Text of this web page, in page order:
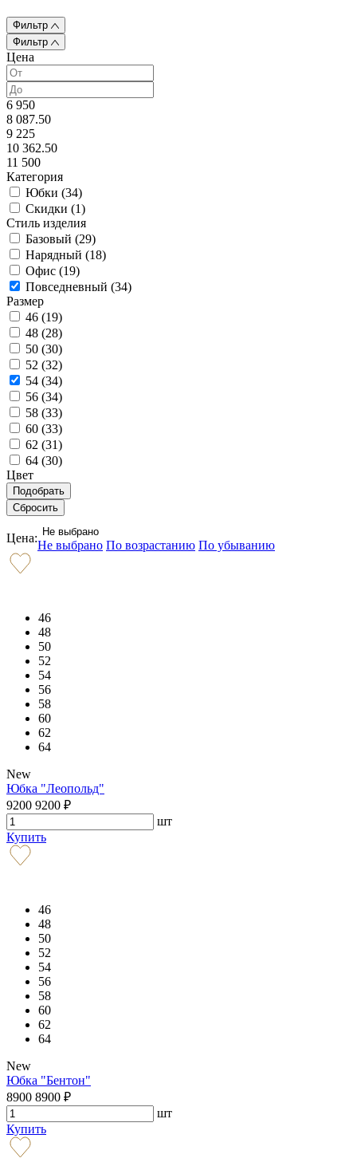
Фильтр
Фильтр
Цена
6 950
8 087.50
9 225
10 362.50
11 500
Категория
Юбки (34)
Скидки (1)
Стиль изделия
Базовый (29)
Нарядный (18)
Офис (19)
Повседневный (34)
Размер
46 (19)
48 (28)
50 (30)
52 (32)
54 (34)
56 (34)
58 (33)
60 (33)
62 (31)
64 (30)
Цвет
Цена: Не выбрано
Не выбрано По возрастанию По убыванию
46
48
50
52
54
56
58
60
62
64
New
Юбка "Леопольд"
9200 9200 ₽
шт
Купить
46
48
50
52
54
56
58
60
62
64
New
Юбка "Бентон"
8900 8900 ₽
шт
Купить